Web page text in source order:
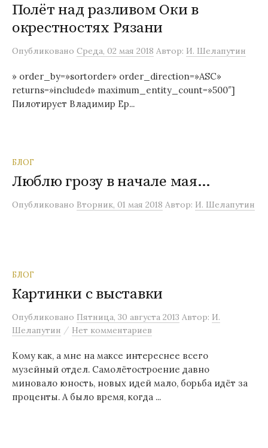
Полёт над разливом Оки в
окрестностях Рязани
Опубликовано Среда, 02 мая 2018 Автор: И. Шелапутин
» order_by=»sortorder» order_direction=»ASC»
returns=»included» maximum_entity_count=»500″]
Пилотирует Владимир Ер...
БЛОГ
Люблю грозу в начале мая…
Опубликовано Вторник, 01 мая 2018 Автор: И. Шелапутин
БЛОГ
Картинки с выставки
Опубликовано Пятница, 30 августа 2013 Автор: И.
Шелапутин / Нет комментариев
Кому как, а мне на максе интереснее всего
музейный отдел. Самолётостроение давно
миновало юность, новых идей мало, борьба идёт за
проценты. А было время, когда ...